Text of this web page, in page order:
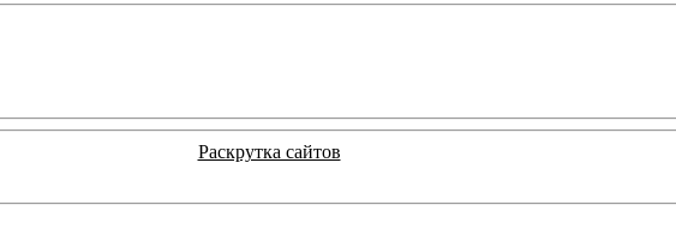
Раскрутка сайтов